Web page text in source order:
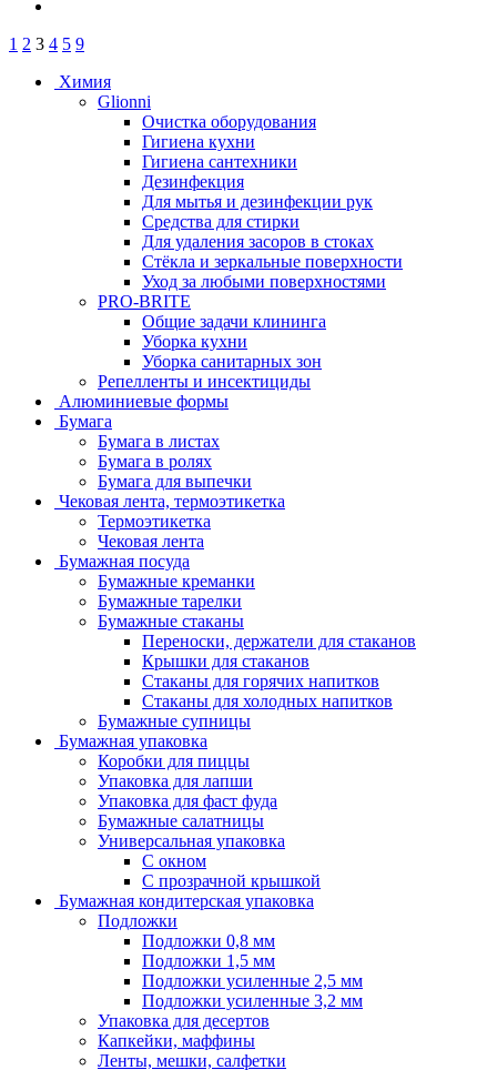
1 2 3 4 5 9
Химия
Glionni
Очистка оборудования
Гигиена кухни
Гигиена сантехники
Дезинфекция
Для мытья и дезинфекции рук
Средства для стирки
Для удаления засоров в стоках
Стёкла и зеркальные поверхности
Уход за любыми поверхностями
PRO-BRITE
Общие задачи клининга
Уборка кухни
Уборка санитарных зон
Репелленты и инсектициды
Алюминиевые формы
Бумага
Бумага в листах
Бумага в ролях
Бумага для выпечки
Чековая лента, термоэтикетка
Термоэтикетка
Чековая лента
Бумажная посуда
Бумажные креманки
Бумажные тарелки
Бумажные стаканы
Переноски, держатели для стаканов
Крышки для стаканов
Стаканы для горячих напитков
Стаканы для холодных напитков
Бумажные супницы
Бумажная упаковка
Коробки для пиццы
Упаковка для лапши
Упаковка для фаст фуда
Бумажные салатницы
Универсальная упаковка
С окном
С прозрачной крышкой
Бумажная кондитерская упаковка
Подложки
Подложки 0,8 мм
Подложки 1,5 мм
Подложки усиленные 2,5 мм
Подложки усиленные 3,2 мм
Упаковка для десертов
Капкейки, маффины
Ленты, мешки, салфетки